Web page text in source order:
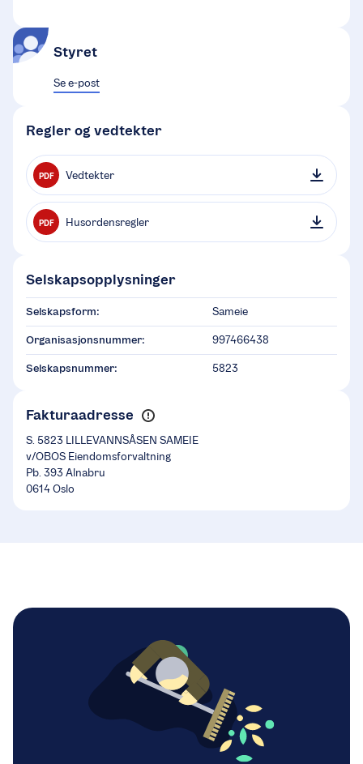
Styret
Se e-post
Regler og vedtekter
PDF Vedtekter
PDF Husordensregler
Selskapsopplysninger
Selskapsform: Sameie
Organisasjonsnummer: 997466438
Selskapsnummer: 5823
Fakturaadresse
S. 5823 LILLEVANNSÅSEN SAMEIE
v/OBOS Eiendomsforvaltning
Pb. 393 Alnabru
0614 Oslo